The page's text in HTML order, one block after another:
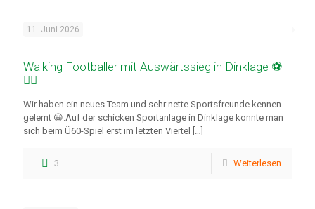
11. Juni 2026
Walking Footballer mit Auswärtssieg in Dinklage ⚽
🚶‍♂️
Wir haben ein neues Team und sehr nette Sportsfreunde kennen
gelernt 😀.Auf der schicken Sportanlage in Dinklage konnte man
sich beim Ü60-Spiel erst im letzten Viertel
[…]
3 Weiterlesen